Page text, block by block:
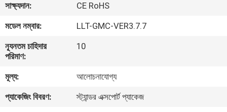
কারখানা
ভ্রমণ
মান
নিয়ন্ত্রণ
সাক্ষ্যদান:
CE RoHS
মডেল নম্বার:
LLT-GMC-VER3.7.7
ন্যূনতম চাহিদার
পরিমাণ:
10
মূল্য:
আলোচনাযোগ্য
প্যাকেজিং বিবরণ:
স্ট্যান্ডর এক্সপোর্ট প্যাকেজ